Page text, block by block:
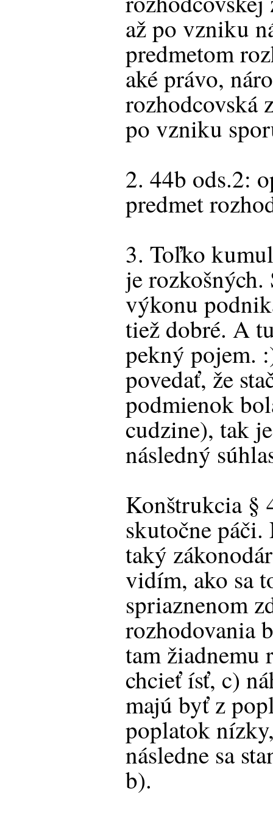
až po vzniku
predmetom
aké právo,
rozhodcovská
po vzniku
2. 44b ods.2:
predmet
3. Toľko
je
výkonu
tiež dobré. A
pekný pojem.
povedať, že
podmienok
cudzine), tak
následný
Konštrukcia §
skutočne
taký
vidím, ako sa
spriaznenom
rozhodovania
tam žiadnemu
chcieť ísť, c)
majú byť z
poplatok
následne sa
b).